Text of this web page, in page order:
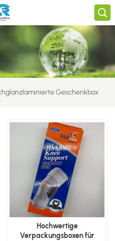
Geschenkbox
Hochwertige
Verpackungsboxen für